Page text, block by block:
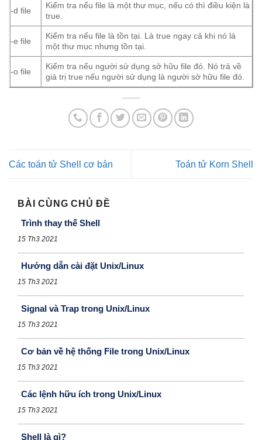
-d file
Kiểm tra nếu file là một thư mục, nếu có thì điều kiện là
true.
-e file
Kiểm tra nếu file là tồn tại. Là true ngay cả khi nó là
một thư mục nhưng tồn tại.
-o file
Kiểm tra nếu người sử dụng sở hữu file đó. Nó trả về
giá trị true nếu người sử dụng là người sở hữu file đó.
Các toán tử Shell cơ bản Toán tử Korn Shell
BÀI CÙNG CHỦ ĐỀ
Trình thay thế Shell
15 Th3 2021
Hướng dẫn cài đặt Unix/Linux
15 Th3 2021
Signal và Trap trong Unix/Linux
15 Th3 2021
Cơ bản về hệ thống File trong Unix/Linux
15 Th3 2021
Các lệnh hữu ích trong Unix/Linux
15 Th3 2021
Shell là gì?